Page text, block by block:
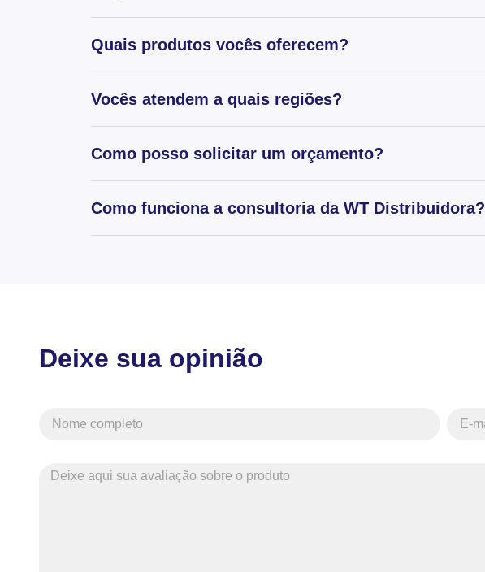
Quais produtos vocês oferecem?
Vocês atendem a quais regiões?
Como posso solicitar um orçamento?
Como funciona a consultoria da WT Distribuidora?
Deixe sua opinião